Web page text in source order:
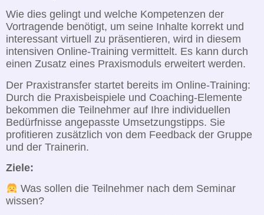
Wie dies gelingt und welche Kompetenzen der
Vortragende benötigt, um seine Inhalte korrekt und
interessant virtuell zu präsentieren, wird in diesem
intensiven Online-Training vermittelt. Es kann durch
einen Zusatz eines Praxismoduls erweitert werden.
Der Praxistransfer startet bereits im Online-Training:
Durch die Praxisbeispiele und Coaching-Elemente
bekommen die Teilnehmer auf Ihre individuellen
Bedürfnisse angepasste Umsetzungstipps. Sie
profitieren zusätzlich von dem Feedback der Gruppe
und der Trainerin.
Ziele:
Was sollen die Teilnehmer nach dem Seminar
wissen?